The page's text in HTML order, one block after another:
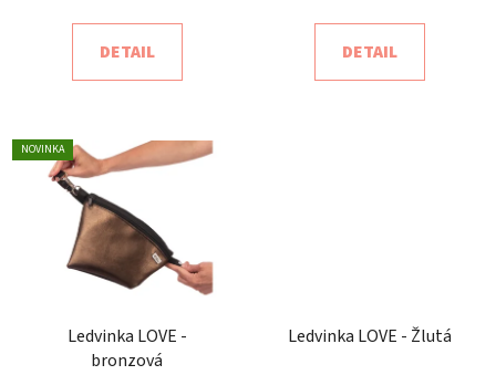
DETAIL DETAIL
NOVINKA
Ledvinka LOVE -
bronzová
Ledvinka LOVE - Žlutá